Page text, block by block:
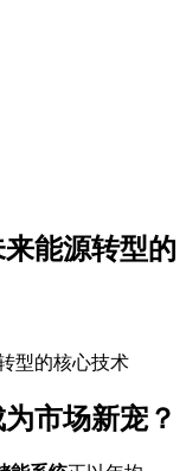
能源转型的
型的核心技术
市场新宠？